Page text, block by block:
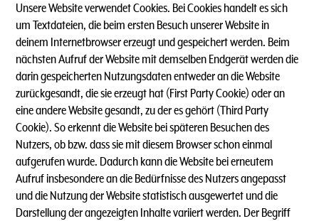
Unsere Website verwendet Cookies. Bei Cookies handelt es sich
um Textdateien, die beim ersten Besuch unserer Website in
deinem Internetbrowser erzeugt und gespeichert werden. Beim
nächsten Aufruf der Website mit demselben Endgerät werden die
darin gespeicherten Nutzungsdaten entweder an die Website
zurückgesandt, die sie erzeugt hat (First Party Cookie) oder an
eine andere Website gesandt, zu der es gehört (Third Party
Cookie). So erkennt die Website bei späteren Besuchen des
Nutzers, ob bzw. dass sie mit diesem Browser schon einmal
aufgerufen wurde. Dadurch kann die Website bei erneutem
Aufruf insbesondere an die Bedürfnisse des Nutzers angepasst
und die Nutzung der Website statistisch ausgewertet und die
Darstellung der angezeigten Inhalte variiert werden. Der Begriff